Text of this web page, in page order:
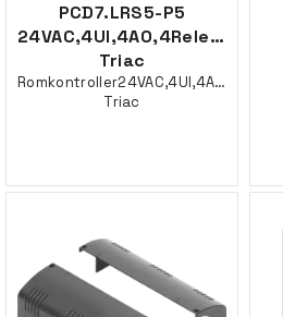
PCD7.LRS5-P5
24VAC,4UI,4AO,4Rele,2
Triac
Romkontroller24VAC,4UI,4AO,4Rele,2
Triac